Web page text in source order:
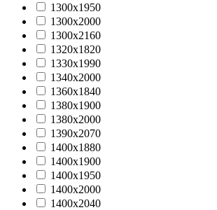
1300х1950
1300х2000
1300х2160
1320х1820
1330х1990
1340х2000
1360х1840
1380х1900
1380х2000
1390х2070
1400х1880
1400х1900
1400х1950
1400х2000
1400х2040